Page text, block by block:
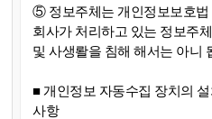
⑤ 정보주체는 개인정보보호법
회사가 처리하고 있는 정보주
및 사생뢀을 침해 해서는 아니
■ 개인정보 자동수집 장치의
사항